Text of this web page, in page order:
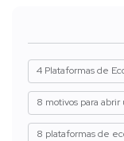
4 Plataformas de
8 motivos para
8 plataformas de